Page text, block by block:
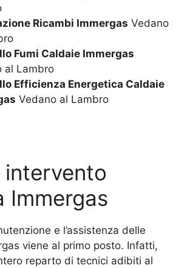
Ricambi Immergas Vedano
Fumi Caldaie Immergas
al Lambro
Efficienza Energetica Caldaie
Vedano al Lambro
intervento
Immergas
e l’assistenza delle
viene al primo posto. Infatti,
reparto di tecnici adibiti al